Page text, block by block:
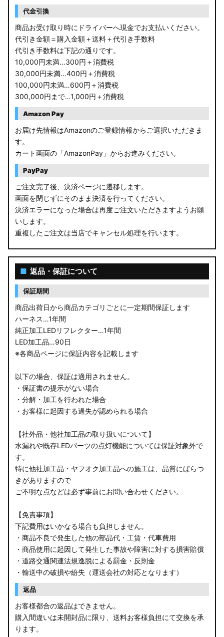
RP6/7 ステップワゴン
RP1/2 RP3/4 ステップワゴン/スパーダ
RK5/6 ステップワゴンスパーダ
RC1/2 オデッセイ
GB5〜8 フリード
GR フィット
GP5/6 GK3〜6 フィット
MK53S スペーシアカスタム
MA37S/MA27S ソリオ / ソリオ バンディット
MA26S/MA36S ソリオ
ZC33S スイフトスポーツ
LA650S タントカスタム
LA600S タントカスタム
LA150S ムーヴカスタム
LA700S ウェイク
GN0W アウトランダー
GK1W/GK9W エクリプスクロス
CV1W デリカD:5
B34A/B35A/B37A/B38A デリカミニ
B34W/B35W/B37W/B38W ekクロススペース
B34W/B35W/B37W/B38W ekクロス
KG CX-8
GU クロストレック
GU インプレッサ
VN5 VNH レヴォーグ / レイバック
ZD8 BRZ
ZC6 BRZ
URJ201 LX570
代金引換
商品お受け取り時にドライバーへ現金でお支払いください。
代引き金額＝購入金額＋送料＋代引き手数料
代引き手数料は下記の通りです。
10,000円未満…300円＋消費税
30,000円未満…400円＋消費税
100,000円未満…600円＋消費税
300,000円まで…1,000円＋消費税
Amazon Pay
お届け先情報はAmazonのご登録情報からご選択いただきま
す。
カート画面の「AmazonPay」からお進みください。
PayPay
ご注文完了後、決済ページに遷移します。
画面を閉じずにそのまま決済を行ってください。
決済エラーになった場合は再度ご注文いただきますようお願
いします。
重複したご注文は当店でキャンセル処理を行います。
■ 返品・保証について
保証期間
商品出荷日から商品カテゴリごとに一定期間保証します
ハーネス…1年間
純正加工LEDリフレクター…1年間
LED加工品…90日
※各商品ページに保証内容を記載します
以下の場合、保証は適用されません。
・保証書の提示がない場合
・分解・加工を行われた場合
・お客様に起因する過失が認められる場合
【社外品・他社加工品の取り扱いについて】
水漏れや既存LEDパーツの点灯機能については保証対象外で
す。
特に他社加工品・ヤフオク加工品への施工は、品質にばらつ
きがありますので
ご不明な点などは必ず事前にお問い合わせください。
【免責事項】
下記費用はいかなる場合も負担しません。
・商品不良で発生した他の部品代・工賃・代車費用
・商品使用に起因して発生した事故や障害に対する損害賠償
・道路交通関連法規逸脱による罰金・反則金
・輸送中の破損や紛失（運送会社の対応となります）
返品
お客様都合の返品はできません。
購入間違いは未開封品に限り、送料お客様負担にて交換を承
ります。